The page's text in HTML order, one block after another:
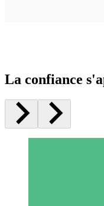
La confiance